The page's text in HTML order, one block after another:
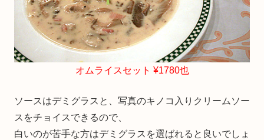
オムライスセット ¥1780也
ソースはデミグラスと、写真のキノコ入りクリームソー
スをチョイスできるので、
白いのが苦手な方はデミグラスを選ばれると良いでしょ